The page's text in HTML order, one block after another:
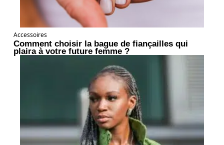
Accessoires
Comment choisir la bague de fiançailles qui
plaira à votre future femme ?